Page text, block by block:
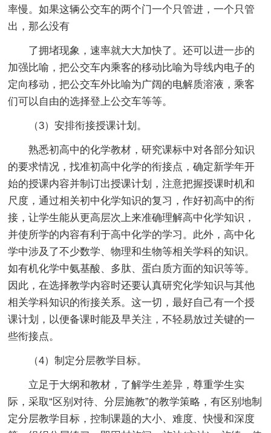
率慢。如果这辆公交车的两个门一个只管进，一个只管
出，那么没有
了拥堵现象，速率就大大加快了。还可以进一步的
加强比喻，把公交车内乘客的移动比喻为导线内电子的
定向移动，把公交车外比喻为广阔的电解质溶液，乘客
们可以自由的选择登上公交车等等。
（3）安排衔接授课计划。
熟悉初高中的化学教材，研究课标中对各部分知识
的要求情况，找准初高中化学的衔接点，确定新学年开
始的授课内容并制订出授课计划，注意把握授课时机和
尺度，通过相关初中化学知识的复习，作好初高中的衔
接，让学生能从更高层次上来准确理解高中化学知识，
并使所学的内容有利于高中化学的学习。此外，高中化
学中涉及了不少数学、物理和生物等相关学科的知识。
如有机化学中氨基酸、多肽、蛋白质方面的知识等等。
因此，在选择教学内容时还要认真研究化学知识与其他
相关学科知识的衔接关系。这一切，最好自己有一个授
课计划，以便备课时能及早关注，不轻易放过关键的一
些衔接点。
（4）制定分层教学目标。
立足于大纲和教材，了解学生差异，尊重学生实
际，采取“区别对待、分层施教”的教学策略，有区别地制
定分层教学目标，控制课题的大小、难度、快慢和深度